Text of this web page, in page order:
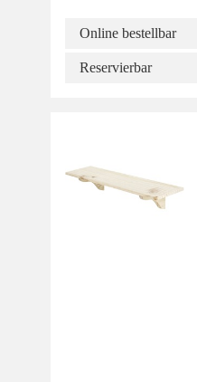
Online bestellbar
Reservierbar